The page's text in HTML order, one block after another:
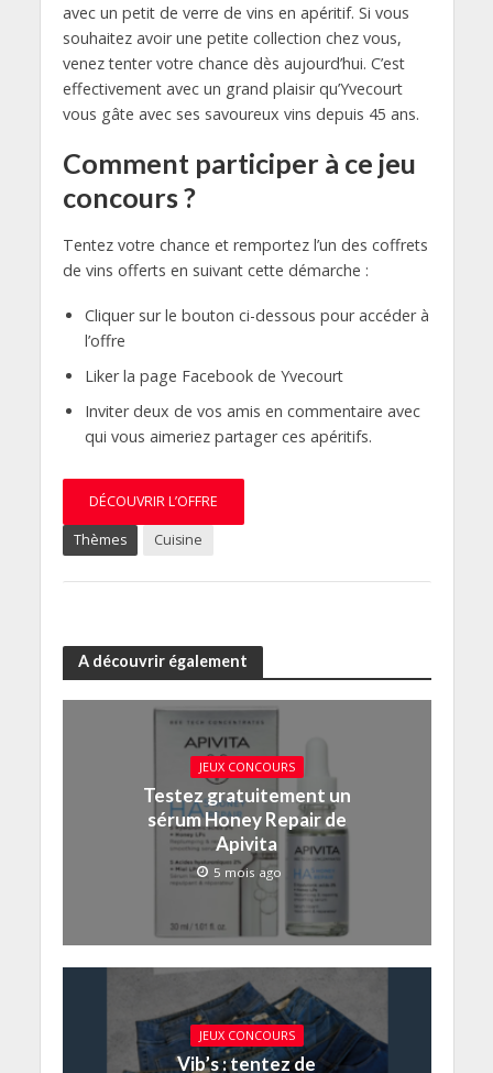
avec un petit de verre de vins en apéritif. Si vous
souhaitez avoir une petite collection chez vous,
venez tenter votre chance dès aujourd’hui. C’est
effectivement avec un grand plaisir qu’Yvecourt
vous gâte avec ses savoureux vins depuis 45 ans.
Comment participer à ce jeu
concours ?
Tentez votre chance et remportez l’un des coffrets
de vins offerts en suivant cette démarche :
Cliquer sur le bouton ci-dessous pour accéder à
l’offre
Liker la page Facebook de Yvecourt
Inviter deux de vos amis en commentaire avec
qui vous aimeriez partager ces apéritifs.
DÉCOUVRIR L’OFFRE
Thèmes Cuisine
A découvrir également
JEUX CONCOURS
Testez gratuitement un
sérum Honey Repair de
Apivita
5 mois ago
JEUX CONCOURS
Vib’s : tentez de